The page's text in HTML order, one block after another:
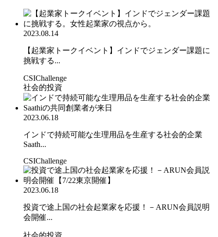
2023.08.14
【起業家トークイベント】インドでジェンダー課題に
挑戦する...
CSIChallenge
社会的投資
2023.06.18
インドで持続可能な生理用品を生産する社会的企業
Saath...
CSIChallenge
2023.06.18
投資で途上国の社会起業家を応援！－ARUN会員説明
会開催...
社会的投資